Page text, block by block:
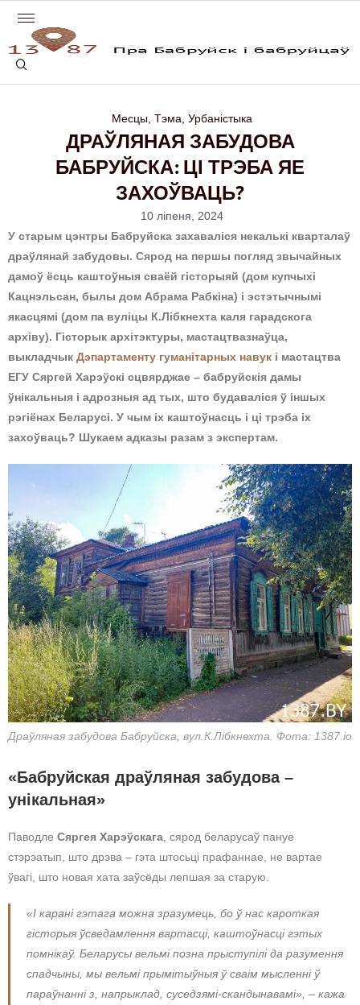
Месцы Тэма Урбаністыка
ДРАЎЛЯНАЯ ЗАБУДОВА
БАБРУЙСКА: ЦІ ТРЭБА ЯЕ
ЗАХОЎВАЦЬ?
10 ліпеня, 2024
У старым цэнтры Бабруйска захаваліся некалькі кварталаў
драўлянай забудовы. Сярод на першы погляд звычайных
дамоў ёсць каштоўныя сваёй гісторыяй (дом купчыхі
Кацнэльсан, былы дом Абрама Рабкіна) і эстэтычнымі
якасцямі (дом па вуліцы К.Лібкнехта каля гарадскога
архіву). Гісторык архітэктуры, мастацтвазнаўца,
выкладчык Дэпартаменту гуманітарных навук і мастацтва
ЕГУ Сяргей Харэўскі сцвярджае – бабруйскія дамы
ўнікальныя і адрозныя ад тых, што будаваліся ў іншых
рэгіёнах Беларусі. У чым іх каштоўнасць і ці трэба іх
захоўваць? Шукаем адказы разам з экспертам.
Драўляная забудова Бабруйска, вул.К.Лібкнехта. Фота: 1387.io
«Бабруйская драўляная забудова –
унікальная»
Паводле Сяргея Харэўскага , сярод беларусаў пануе
стэрэатып, што дрэва – гэта штосьці прафаннае, не вартае
ўвагі, што новая хата заўсёды лепшая за старую.
«І карані гэтага можна зразумець, бо ў нас кароткая
гісторыя ўсведамлення вартасці, каштоўнасці гэтых
помнікаў. Беларусы вельмі позна прыступілі да разумення
спадчыны, мы вельмі прымітыўныя ў сваім мысленні ў
параўнанні з, напрыклад, суседзямі-скандынавамі», – кажа